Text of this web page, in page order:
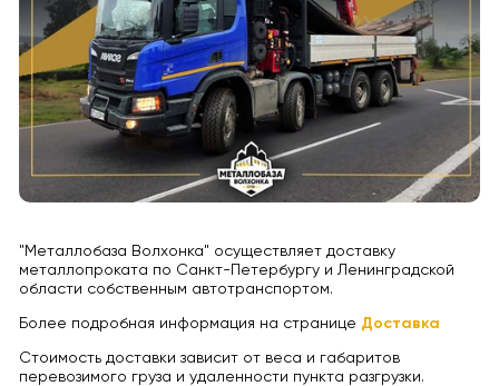
"Металлобаза Волхонка" осуществляет доставку
металлопроката по Санкт-Петербургу и Ленинградской
области собственным автотранспортом.
Более подробная информация на странице Доставка
Стоимость доставки зависит от веса и габаритов
перевозимого груза и удаленности пункта разгрузки.